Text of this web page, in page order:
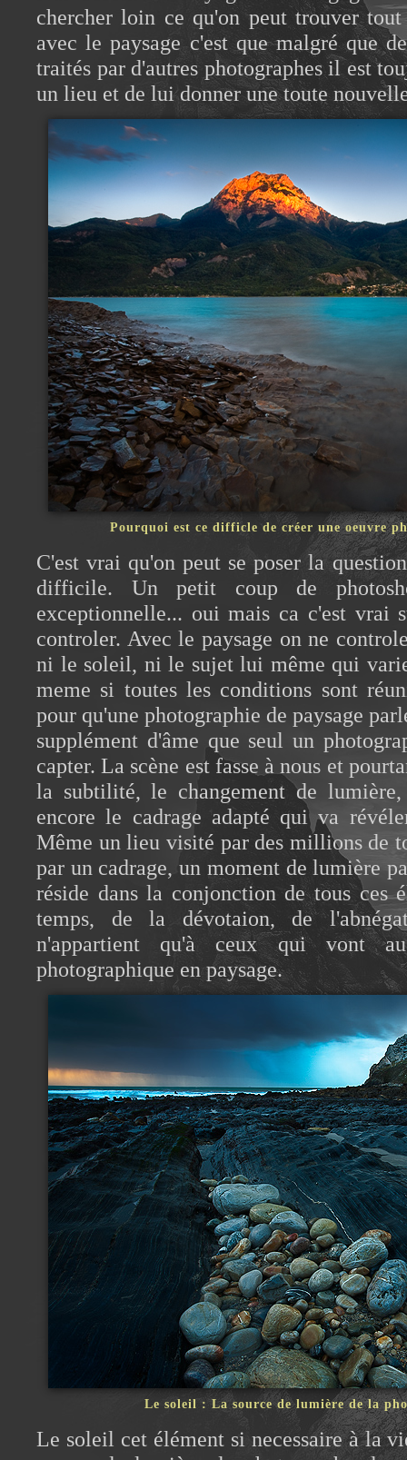
chercher loin ce qu'on peut trouver
avec le paysage c'est que malgré que
traités par d'autres photographes il est
un lieu et de lui donner une toute
Pourquoi est ce difficle de créer une oeuvre
C'est vrai qu'on peut se poser la
difficile. Un petit coup de
exceptionnelle... oui mais ca c'est vrai
controler. Avec le paysage on ne
ni le soleil, ni le sujet lui même qui
meme si toutes les conditions sont
pour qu'une photographie de paysage
supplément d'âme que seul un
capter. La scène est fasse à nous et
la subtilité, le changement de
encore le cadrage adapté qui va
Même un lieu visité par des millions de
par un cadrage, un moment de lumière
réside dans la conjonction de tous ces
temps, de la dévotaion, de
n'appartient qu'à ceux qui vont
photographique en paysage.
Le soleil : La source de lumière de la
Le soleil cet élément si necessaire à la